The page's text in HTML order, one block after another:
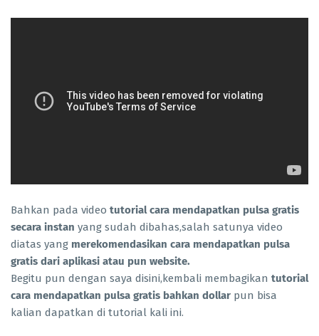
Bahkan pada video tutorial cara mendapatkan pulsa gratis
secara instan yang sudah dibahas,salah satunya video
diatas yang merekomendasikan cara mendapatkan pulsa
gratis dari aplikasi atau pun website.
Begitu pun dengan saya disini,kembali membagikan tutorial
cara mendapatkan pulsa gratis bahkan dollar pun bisa
kalian dapatkan di tutorial kali ini.